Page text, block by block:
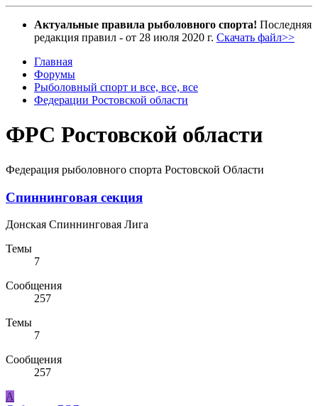
Актуальные правила рыболовного спорта! Последняя
редакция правил - от 28 июля 2020 г. Скачать файл>>
Главная
Форумы
Рыболовный спорт и все, все, все
Федерации Ростовской области
ФРС Ростовской области
Федерация рыболовного спорта Ростовской Области
Спиннинговая секция
Донская Спиннинговая Лига
Темы
7
Сообщения
257
Темы
7
Сообщения
257
A